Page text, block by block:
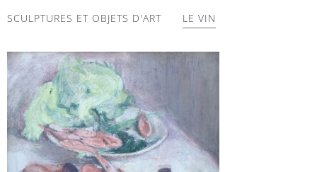
SCULPTURES ET OBJETS D'ART
LE VIN